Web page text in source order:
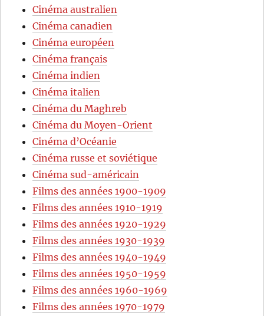
Cinéma australien
Cinéma canadien
Cinéma européen
Cinéma français
Cinéma indien
Cinéma italien
Cinéma du Maghreb
Cinéma du Moyen-Orient
Cinéma d’Océanie
Cinéma russe et soviétique
Cinéma sud-américain
Films des années 1900-1909
Films des années 1910-1919
Films des années 1920-1929
Films des années 1930-1939
Films des années 1940-1949
Films des années 1950-1959
Films des années 1960-1969
Films des années 1970-1979